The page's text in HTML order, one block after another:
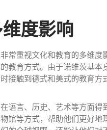
度影响
常重视文化和教育的多维度
教育方式。由于诺维茨基本
接触到德式和美式的教育方
语言、历史、艺术等方面得
馆等方式，帮助他们更好地